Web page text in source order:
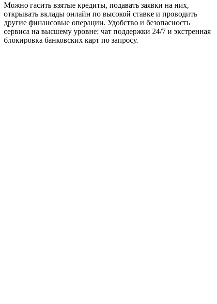
Можно гасить взятые кредиты, подавать заявки на них,
открывать вклады онлайн по высокой ставке и проводить
другие финансовые операции. Удобство и безопасность
сервиса на высшему уровне: чат поддержки 24/7 и экстренная
блокировка банковских карт по запросу.